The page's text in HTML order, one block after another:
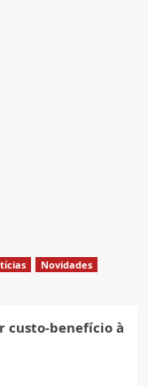
Novidades
custo-benefício à